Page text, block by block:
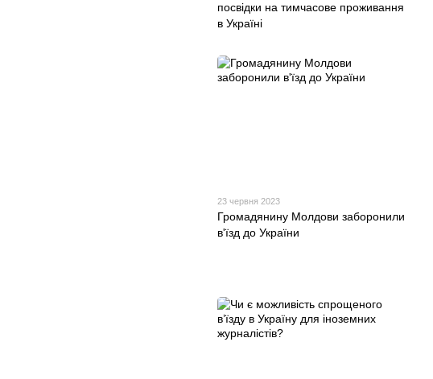
посвідки на тимчасове проживання
в Україні
23 червня 2023
Громадянину Молдови заборонили
в'їзд до України